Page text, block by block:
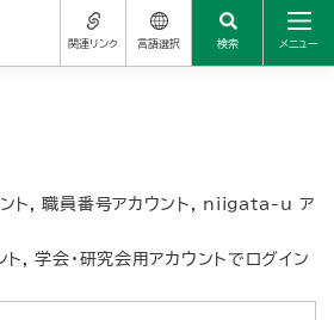
関連リンク 言語選択 検索 メニュー
ント, 職員番号アカウント, niigata-u ア
ト, 学会・研究会用アカウントでログイン